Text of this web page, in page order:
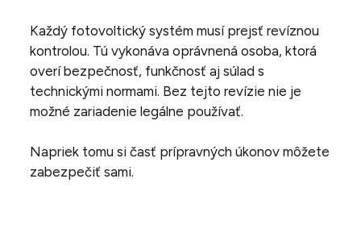
Každý fotovoltický systém musí prejsť revíznou
kontrolou. Tú vykonáva oprávnená osoba, ktorá
overí bezpečnosť, funkčnosť aj súlad s
technickými normami. Bez tejto revízie nie je
možné zariadenie legálne používať.
Napriek tomu si časť prípravných úkonov môžete
zabezpečiť sami.